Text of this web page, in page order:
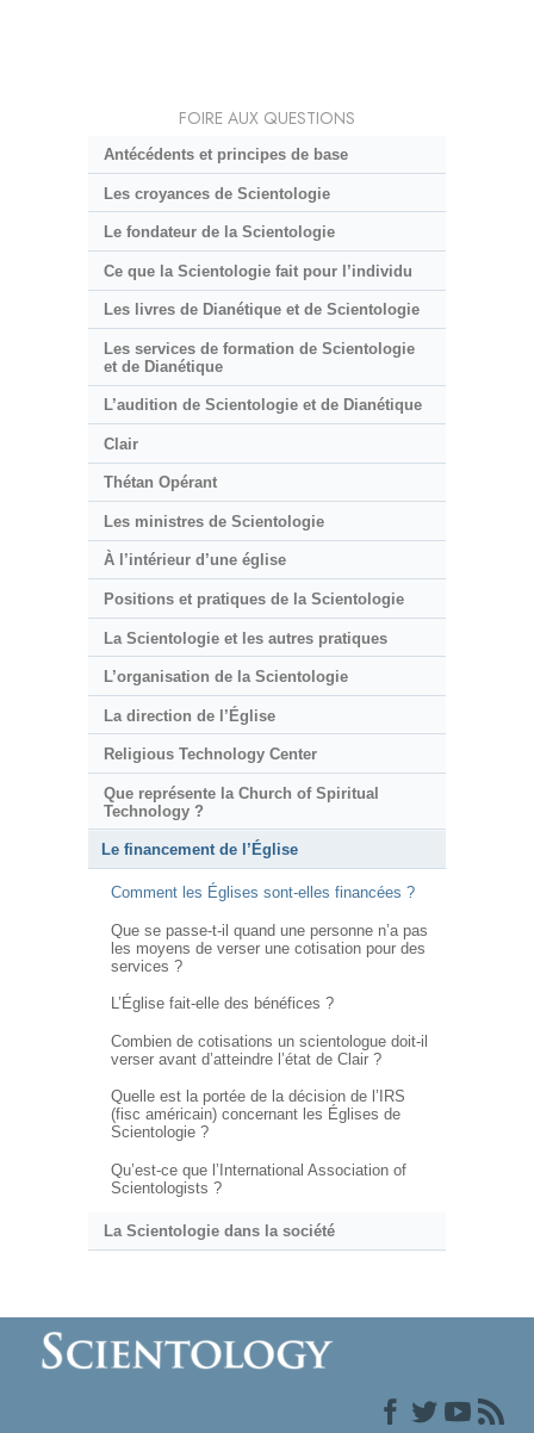
FOIRE AUX QUESTIONS
Antécédents et principes de base
Les croyances de Scientologie
Le fondateur de la Scientologie
Ce que la Scientologie fait pour l’individu
Les livres de Dianétique et de Scientologie
Les services de formation de Scientologie
et de Dianétique
L’audition de Scientologie et de Dianétique
Clair
Thétan Opérant
Les ministres de Scientologie
À l’intérieur d’une église
Positions et pratiques de la Scientologie
La Scientologie et les autres pratiques
L’organisation de la Scientologie
La direction de l’Église
Religious Technology Center
Que représente la Church of Spiritual
Technology ?
Le financement de l’Église
Comment les Églises sont-elles financées ?
Que se passe-t-il quand une personne n’a pas
les moyens de verser une cotisation pour des
services ?
L’Église fait-elle des bénéfices ?
Combien de cotisations un scientologue doit-il
verser avant d’atteindre l’état de Clair ?
Quelle est la portée de la décision de l’IRS
(fisc américain) concernant les Églises de
Scientologie ?
Qu’est-ce que l’International Association of
Scientologists ?
La Scientologie dans la société